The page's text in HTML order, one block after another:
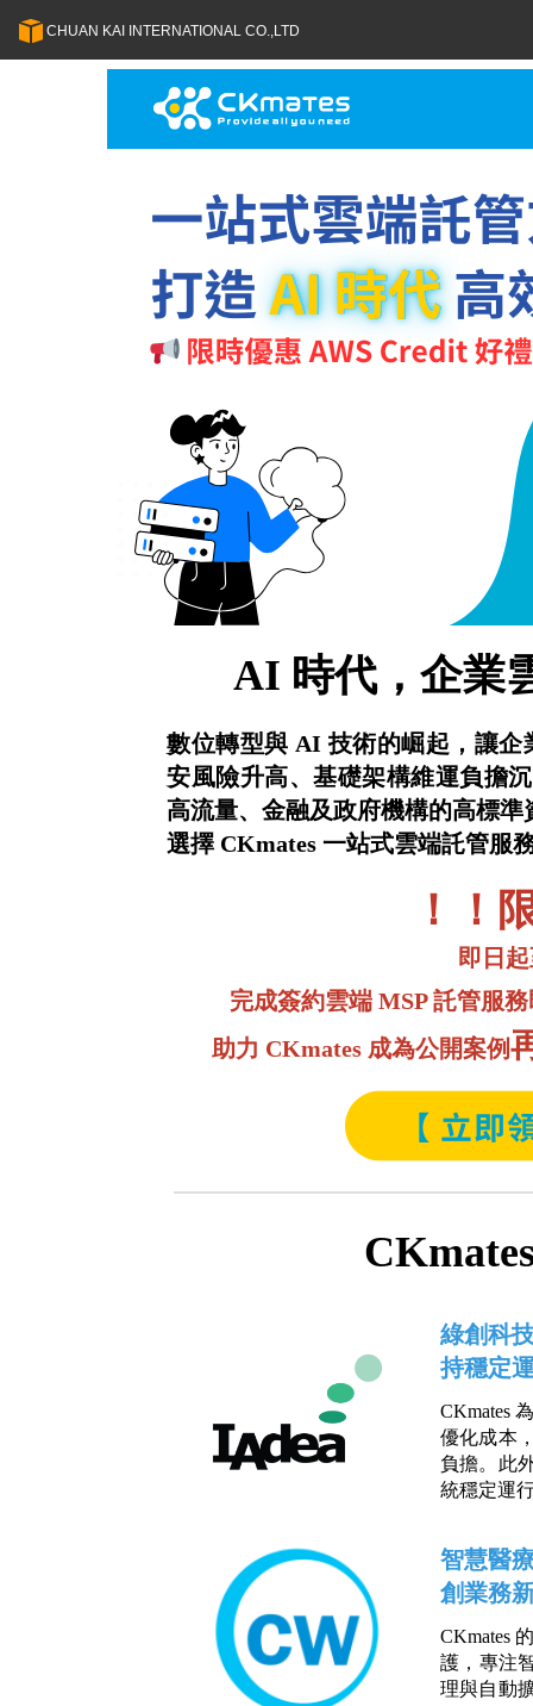
CHUAN KAI INTERNATIONAL CO.,LTD
AI 時代，企業
數位轉型與 AI 技術的崛起，讓
安風險升高、基礎架構維運負擔
高流量、金融及政府機構的高標準
選擇 CKmates 一站式雲端託管服
！！
即日
完成簽約雲端 MSP 託管服務
助力 CKmates 成為公開案例
綠創科
持穩定
CKmates
優化成本
負擔。此
統穩定運
智慧醫
創業務
CKmates
護，專注
理與自動